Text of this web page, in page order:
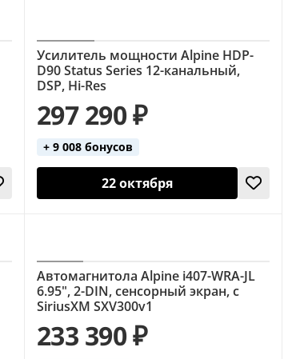
Усилитель мощности Alpine HDP-
D90 Status Series 12-канальный,
DSP, Hi-Res
297 290 ₽
+ 9 008 бонусов
22 октября
Автомагнитола Alpine i407-WRA-JL
6.95", 2-DIN, сенсорный экран, с
SiriusXM SXV300v1
233 390 ₽